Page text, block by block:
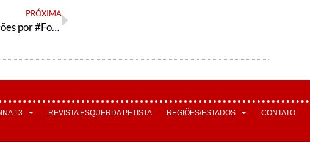
PRÓXIMA
Gente que luta #25 – Mobilizações por #ForaBolsonaro em todo o Brasil
13 REVISTA ESQUERDA PETISTA REGIÕES/ESTADOS CONTATO